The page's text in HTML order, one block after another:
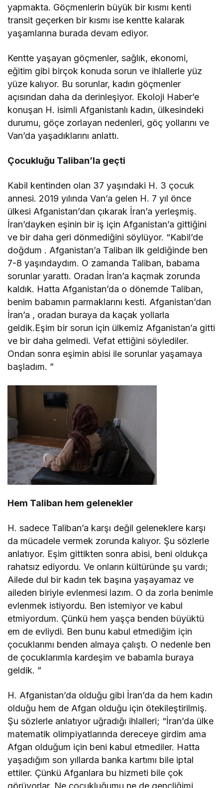
yapmakta. Göçmenlerin büyük bir kısmı kenti
transit geçerken bir kısmı ise kentte kalarak
yaşamlarına burada devam ediyor.
Kentte yaşayan göçmenler, sağlık, ekonomi,
eğitim gibi birçok konuda sorun ve ihlallerle yüz
yüze kalıyor. Bu sorunlar, kadın göçmenler
açısından daha da derinleşiyor. Ekoloji Haber’e
konuşan H. isimli Afganistanlı kadın, ülkesindeki
durumu, göçe zorlayan nedenleri, göç yollarını ve
Van’da yaşadıklarını anlattı.
Çocukluğu Taliban’la geçti
Kabil kentinden olan 37 yaşındaki H. 3 çocuk
annesi. 2019 yılında Van’a gelen H. 7 yıl önce
ülkesi Afganistan’dan çıkarak İran’a yerleşmiş.
İran’dayken eşinin bir iş için Afganistan’a gittiğini
ve bir daha geri dönmediğini söylüyor. “Kabil’de
doğdum . Afganistan’a Taliban ilk geldiğinde ben
7-8 yaşındaydım. O zamanda Taliban, babama
sorunlar yarattı. Oradan İran’a kaçmak zorunda
kaldık. Hatta Afganistan’da o dönemde Taliban,
benim babamın parmaklarını kesti. Afganistan’dan
İran’a , oradan buraya da kaçak yollarla
geldik.Eşim bir sorun için ülkemiz Afganistan’a gitti
ve bir daha gelmedi. Vefat ettiğini söylediler.
Ondan sonra eşimin abisi ile sorunlar yaşamaya
başladım. ”
Hem Taliban hem gelenekler
H. sadece Taliban’a karşı değil geleneklere karşı
da mücadele vermek zorunda kalıyor. Şu sözlerle
anlatıyor. Eşim gittikten sonra abisi, beni oldukça
rahatsız ediyordu. Ve onların kültüründe şu vardı;
Ailede dul bir kadın tek başına yaşayamaz ve
aileden biriyle evlenmesi lazım. O da zorla benimle
evlenmek istiyordu. Ben istemiyor ve kabul
etmiyordum. Çünkü hem yaşça benden büyüktü
em de evliydi. Ben bunu kabul etmediğim için
çocuklarımı benden almaya çalıştı. O nedenle ben
de çocuklarımla kardeşim ve babamla buraya
geldik. ”
H. Afganistan’da olduğu gibi İran’da da hem kadın
olduğu hem de Afgan olduğu için ötekileştirilmiş.
Şu sözlerle anlatıyor uğradığı ihlalleri; “İran’da ülke
matematik olimpiyatlarında dereceye girdim ama
Afgan olduğum için beni kabul etmediler. Hatta
yaşadığım son yıllarda banka kartımı bile iptal
ettiler. Çünkü Afganlara bu hizmeti bile çok
görüyorlar. Ne çocukluğumu ne de gençliğimi